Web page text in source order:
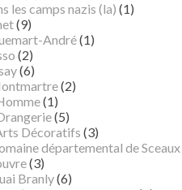
les camps nazis (la) (1)
(9)
André(1)
(2)
(6)
(2)
(1)
(5)
Décoratifs (3)
départemental de Sceaux
(3)
Branly(6)